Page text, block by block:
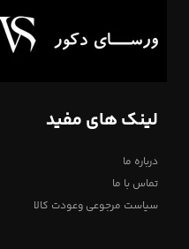
لینک های مفید
درباره ما
تماس با ما
سیاست مرجوعی وعودت کالا